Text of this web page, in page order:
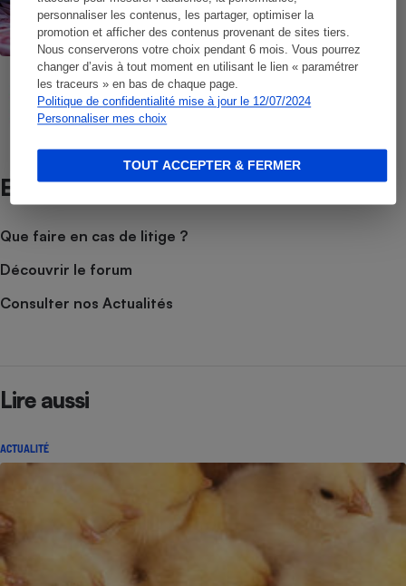
personnaliser les contenus, les partager, optimiser la
promotion et afficher des contenus provenant de sites tiers.
Nous conserverons votre choix pendant 6 mois. Vous pourrez
changer d’avis à tout moment en utilisant le lien « paramétrer
les traceurs » en bas de chaque page.
Politique de confidentialité mise à jour le 12/07/2024
Personnaliser mes choix
TOUT ACCEPTER & FERMER
Alimentation - Pourquoi le prix de la
viande augmente
ENQUÊTE
C'est qui le patron ?! - La carte du
solidaire
Et aussi
Que faire en cas de litige ?
Découvrir le forum
Consulter nos Actualités
Lire aussi
ACTUALITÉ